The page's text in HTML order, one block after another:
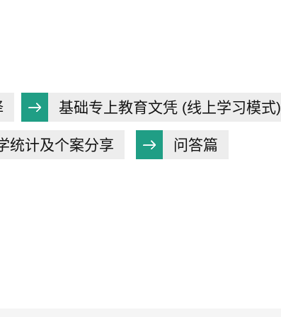
基础专上教育文凭 (线上学习模式)
统计及个案分享 问答篇